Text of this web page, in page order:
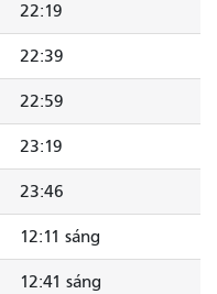
22:19
22:39
22:59
23:19
23:46
12:11 sáng
12:41 sáng